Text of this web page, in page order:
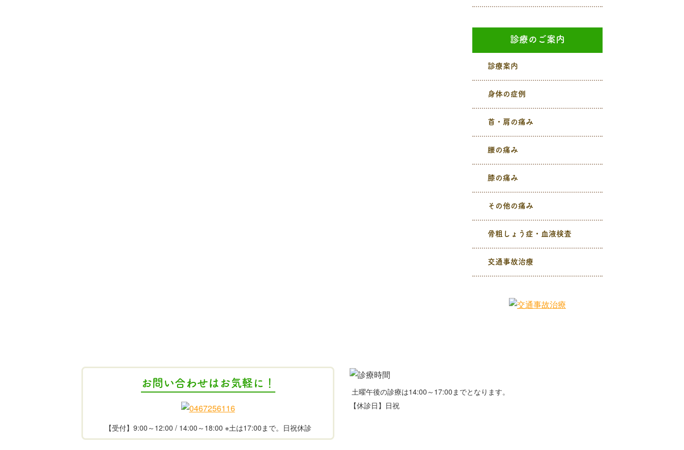
診療のご案内
診療案内
身体の症例
首・肩の痛み
腰の痛み
膝の痛み
その他の痛み
骨粗しょう症・血液検査
交通事故治療
お問い合わせはお気軽に！
【受付】9:00～12:00 / 14:00～18:00 ※土は17:00まで。日祝休診
土曜午後の診療は14:00～17:00までとなります。
【休診日】日祝